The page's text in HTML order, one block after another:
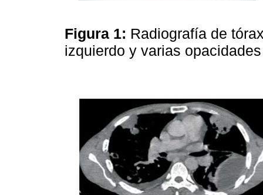
Figura 1: Radiografía de
izquierdo y varias